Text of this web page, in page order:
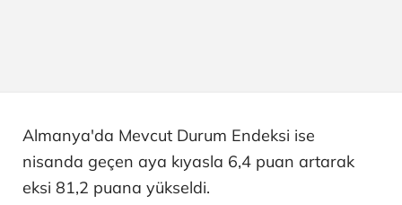
Almanya'da Mevcut Durum Endeksi ise
nisanda geçen aya kıyasla 6,4 puan artarak
eksi 81,2 puana yükseldi.